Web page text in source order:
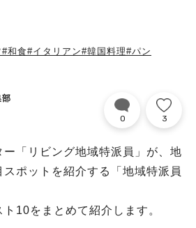
#和食#イタリアン#韓国料理#パン
部
0 3
「リビング地域特派員」が、地
ポットを紹介する「地域特派員
10をまとめて紹介します。